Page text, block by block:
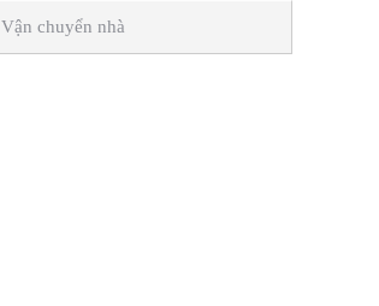
Vận chuyển nhà